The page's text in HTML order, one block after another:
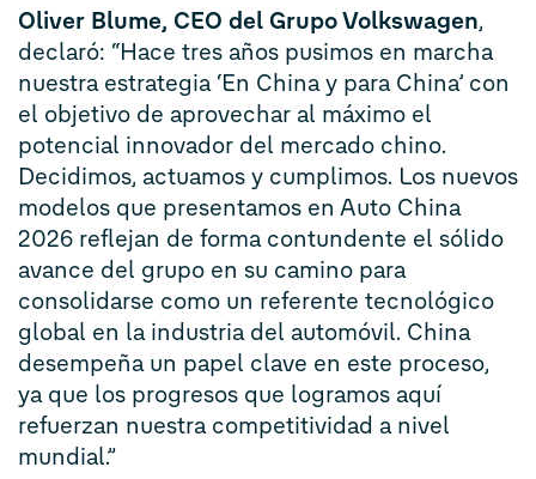
Oliver Blume, CEO del Grupo Volkswagen,
declaró: “Hace tres años pusimos en marcha
nuestra estrategia ‘En China y para China’ con
el objetivo de aprovechar al máximo el
potencial innovador del mercado chino.
Decidimos, actuamos y cumplimos. Los nuevos
modelos que presentamos en Auto China
2026 reflejan de forma contundente el sólido
avance del grupo en su camino para
consolidarse como un referente tecnológico
global en la industria del automóvil. China
desempeña un papel clave en este proceso,
ya que los progresos que logramos aquí
refuerzan nuestra competitividad a nivel
mundial.”